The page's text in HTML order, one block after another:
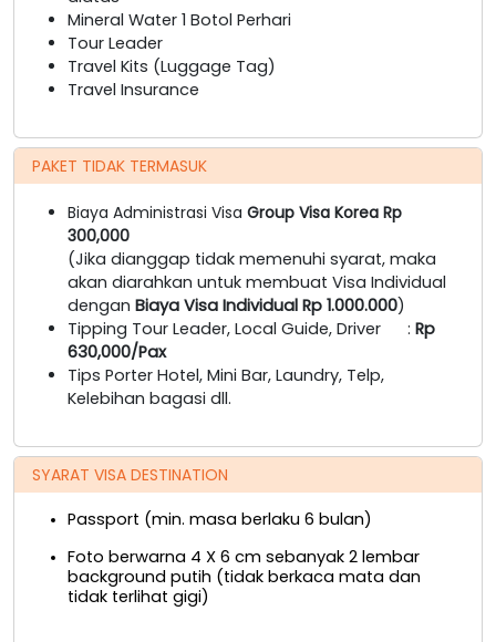
Mineral Water 1 Botol Perhari
Tour Leader
Travel Kits (Luggage Tag)
Travel Insurance
PAKET TIDAK TERMASUK
Biaya Administrasi Visa Group Visa Korea Rp
300,000
(Jika dianggap tidak memenuhi syarat, maka
akan diarahkan untuk membuat Visa Individual
dengan Biaya Visa Individual Rp 1.000.000)
Tipping Tour Leader, Local Guide, Driver : Rp
630,000/Pax
Tips Porter Hotel, Mini Bar, Laundry, Telp,
Kelebihan bagasi dll.
SYARAT VISA DESTINATION
Passport (min. masa berlaku 6 bulan)
Foto berwarna 4 X 6 cm sebanyak 2 lembar
background putih (tidak berkaca mata dan
tidak terlihat gigi)